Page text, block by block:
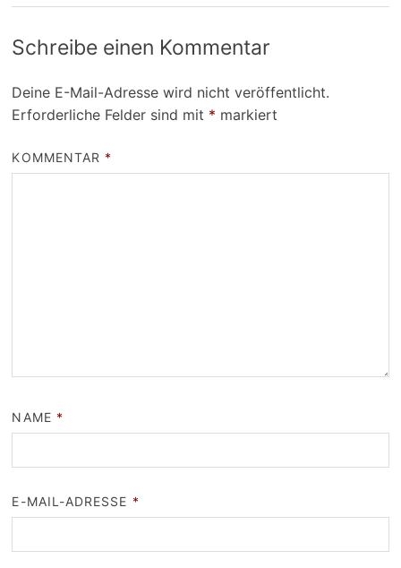
Schreibe einen Kommentar
Deine E-Mail-Adresse wird nicht veröffentlicht.
Erforderliche Felder sind mit * markiert
KOMMENTAR *
NAME *
E-MAIL-ADRESSE *